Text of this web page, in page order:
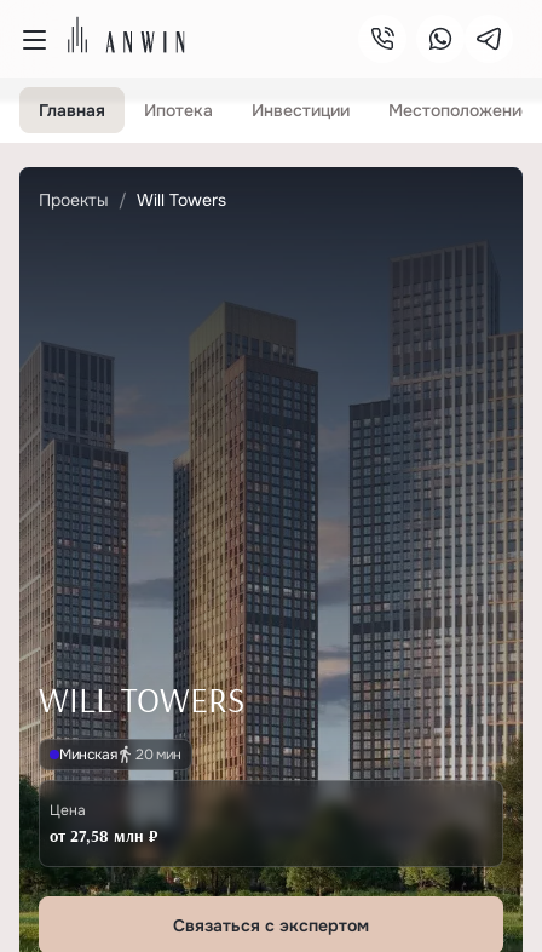
Главная Ипотека Инвестиции Местоположение
Проекты Will Towers
WILL TOWERS
Минская 20 мин
Цена
от 27,58 млн ₽
Связаться с экспертом